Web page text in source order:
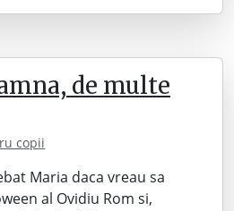
de multe
copii
Maria daca vreau sa
al Ovidiu Rom si,